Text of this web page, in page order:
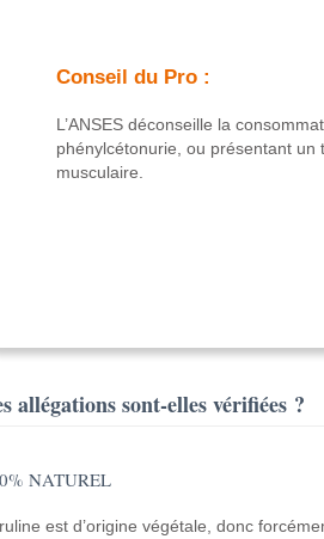
Conseil du Pro :
L’ANSES déconseille la
phénylcétonurie, ou présentant
musculaire.
allégations sont-elles vérifiées ?
NATUREL
est d’origine végétale, donc